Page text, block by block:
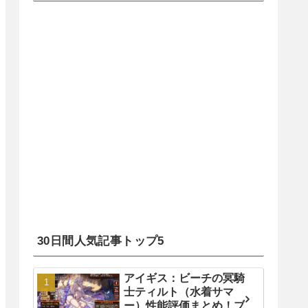
30日間人気記事トップ5
アイギス：ビーチの冥騎
士ティルト（水着サマ